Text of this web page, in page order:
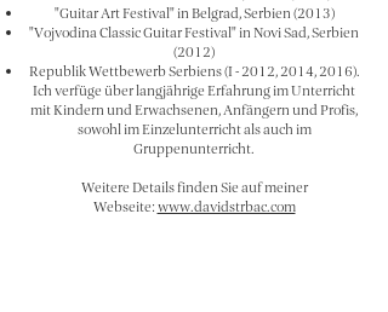
"Guitar Art Festival" in Belgrad, Serbien (2013)
"Vojvodina Classic Guitar Festival" in Novi Sad, Serbien
(2012)
Republik Wettbewerb Serbiens (I - 2012, 2014, 2016).
Ich verfüge über langjährige Erfahrung im Unterricht
mit Kindern und Erwachsenen, Anfängern und Profis,
sowohl im Einzelunterricht als auch im
Gruppenunterricht.
Weitere Details finden Sie auf meiner
Webseite:www.davidstrbac.com